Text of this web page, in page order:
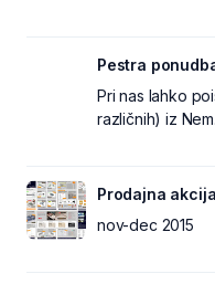
Pestra
Pri nas lahko
različnih) iz
Prodajna
nov-dec 2015